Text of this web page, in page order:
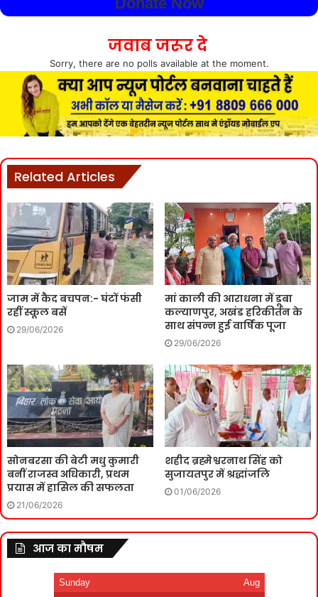
जवाब जरूर दे
Sorry, there are no polls available at the moment.
Related Articles
जाम में कैद बचपन:- घंटों फंसी
रहीं स्कूल बसें
29/06/2026
मां काली की आराधना में डूबा
कल्याणपुर, अखंड हरिकीर्तन के
साथ संपन्न हुई वार्षिक पूजा
29/06/2026
सोनबरसा की बेटी मधु कुमारी
बनीं राजस्व अधिकारी, प्रथम
प्रयास में हासिल की सफलता
21/06/2026
शहीद ब्रह्मेश्वरनाथ सिंह को
सुजायतपुर में श्रद्धांजलि
01/06/2026
आज का मौषम
Sunday Aug